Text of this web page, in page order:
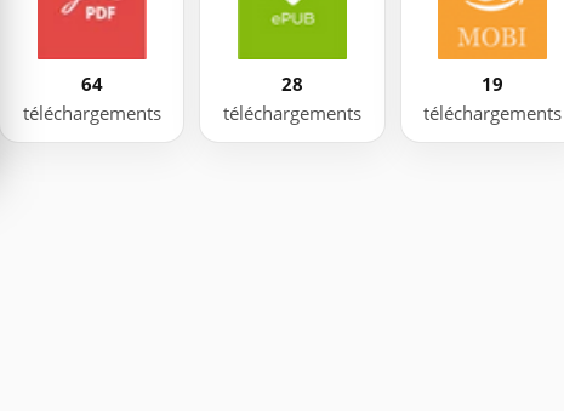
64
téléchargements
28
téléchargements
19
téléchargements